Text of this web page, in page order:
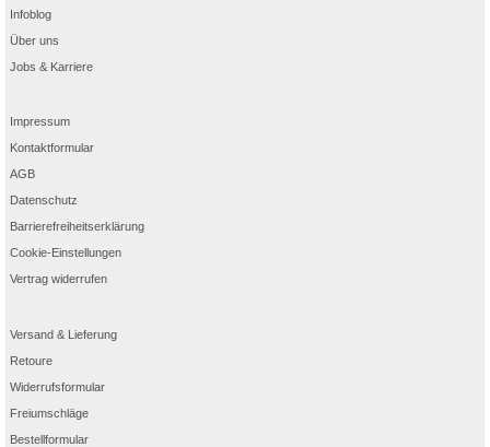
Infoblog
Über uns
Jobs & Karriere
Impressum
Kontaktformular
AGB
Datenschutz
Barrierefreiheitserklärung
Cookie-Einstellungen
Vertrag widerrufen
Versand & Lieferung
Retoure
Widerrufsformular
Freiumschläge
Bestellformular